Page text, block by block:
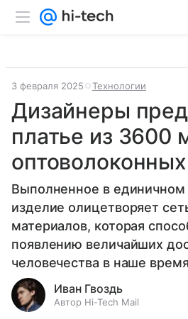
3 февраля 2025 Технологии
Дизайнеры
платье из 3600
Выполненное в единичном
изделие олицетворяет
материалов, которая
появлению величайших
человечества в наше
Иван Гвоздь
Автор Hi-Tech Mail